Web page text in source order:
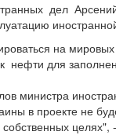
дел
на
для
министра
в проекте не
целях",